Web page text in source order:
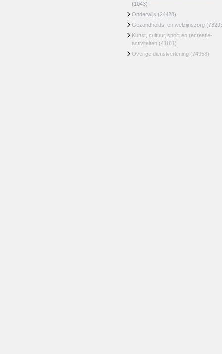
(1043)
Onderwijs (24428)
Gezondheids- en welzijnszorg
Kunst, cultuur, sport en recreatie-
activiteiten (41181)
Overige dienstverlening (74958)